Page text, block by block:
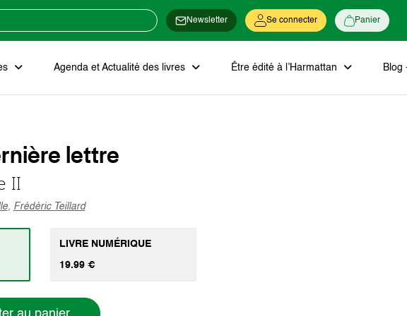
Newsletter Se connecter Panier
Agenda et Actualité des livres Être édité à l’Harmattan Blog
lettre
II
, Frédéric Teillard
LIVRE NUMÉRIQUE
19.99 €